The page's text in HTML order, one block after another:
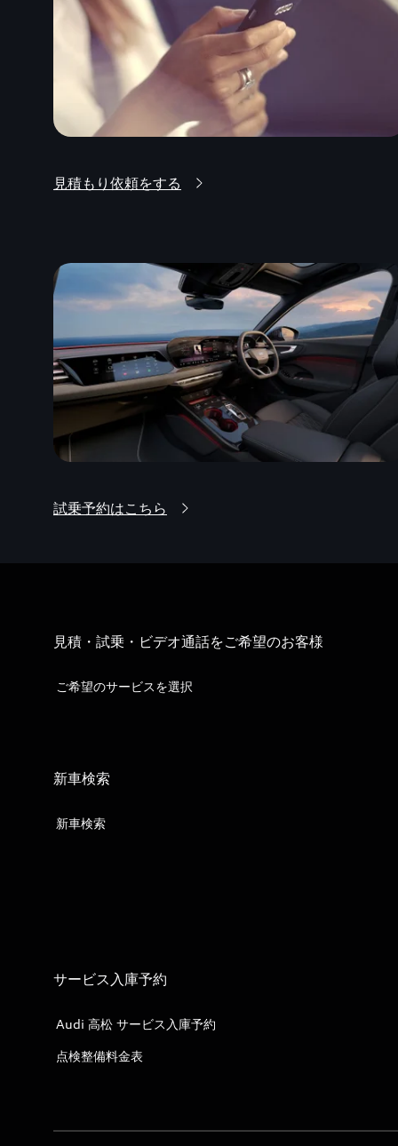
見積もり依頼をする
試乗予約はこちら
見積・試乗・ビデオ通話をご希望のお客様
ご希望のサービスを選択
新車検索
新車検索
サービス入庫予約
Audi 高松 サービス入庫予約
点検整備料金表